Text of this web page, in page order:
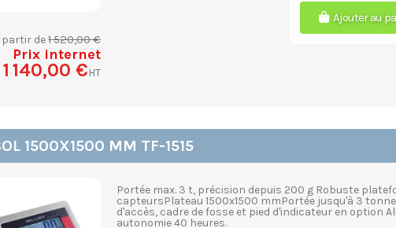
partir de1 520,00 €
Prix internet
1 140,00 €HT
Ajouter au
1500X1500 MM TF-1515
Portée max. 3 t, précision depuis 200 g Robuste
capteursPlateau 1500x1500 mmPortée jusqu'à 3
d'accès, cadre de fosse et pied d'indicateur en option
autonomie 40 heures.